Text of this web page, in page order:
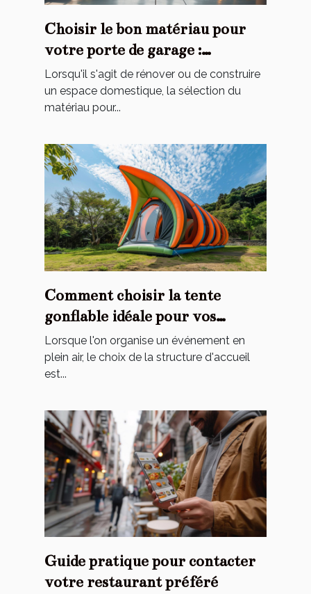
Choisir le bon matériau pour
votre porte de garage :
avantages et inconvénients
Lorsqu'il s'agit de rénover ou de construire
un espace domestique, la sélection du
matériau pour...
Comment choisir la tente
gonflable idéale pour vos
événements
Lorsque l'on organise un événement en
plein air, le choix de la structure d'accueil
est...
Guide pratique pour contacter
votre restaurant préféré